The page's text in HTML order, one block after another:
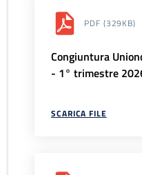
PDF (329KB)
Congiuntura
- 1° trimestre
SCARICA FILE